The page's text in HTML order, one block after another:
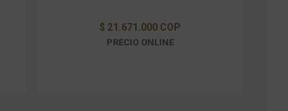
$ 21.671.000 COP
PRECIO ONLINE